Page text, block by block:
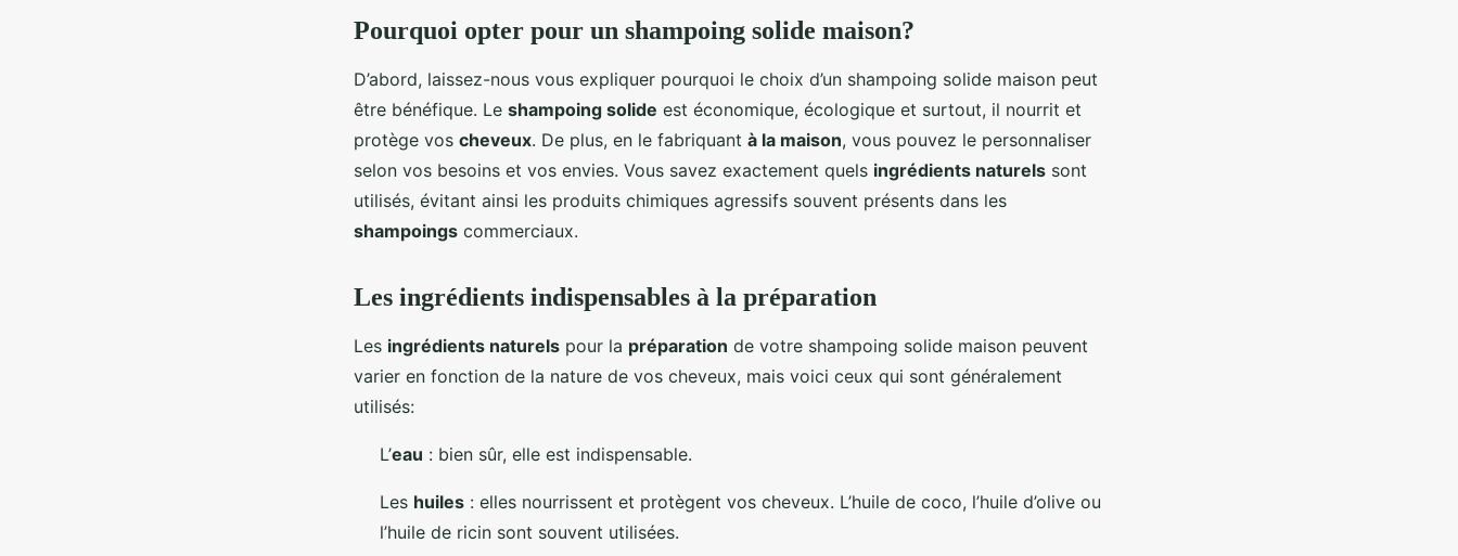
Pourquoi opter pour un shampoing solide maison?
D’abord, laissez-nous vous expliquer pourquoi le choix d’un shampoing solide maison peut
être bénéfique. Le shampoing solide est économique, écologique et surtout, il nourrit et
protège vos cheveux. De plus, en le fabriquant à la maison, vous pouvez le personnaliser
selon vos besoins et vos envies. Vous savez exactement quels ingrédients naturels sont
utilisés, évitant ainsi les produits chimiques agressifs souvent présents dans les
shampoings commerciaux.
Les ingrédients indispensables à la préparation
Les ingrédients naturels pour la préparation de votre shampoing solide maison peuvent
varier en fonction de la nature de vos cheveux, mais voici ceux qui sont généralement
utilisés:
L’eau : bien sûr, elle est indispensable.
Les huiles : elles nourrissent et protègent vos cheveux. L’huile de coco, l’huile d’olive ou
l’huile de ricin sont souvent utilisées.